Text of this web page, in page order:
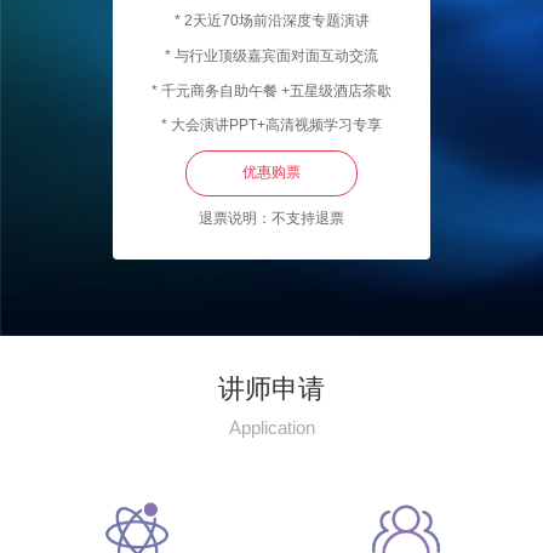
* 2天近70场前沿深度专题演讲
* 与行业顶级嘉宾面对面互动交流
* 千元商务自助午餐 +五星级酒店茶歇
* 大会演讲PPT+高清视频学习专享
优惠购票
退票说明：不支持退票
讲师申请
Application